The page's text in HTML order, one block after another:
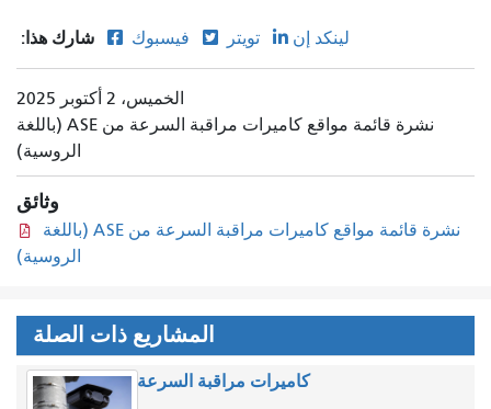
شارك هذا: فيسبوك تويتر لينكد إن
الخميس، 2 أكتوبر 2025
نشرة قائمة مواقع كاميرات مراقبة السرعة من ASE (باللغة
الروسية)
وثائق
نشرة قائمة مواقع كاميرات مراقبة السرعة من ASE (باللغة
الروسية)
المشاريع ذات الصلة
كاميرات مراقبة السرعة